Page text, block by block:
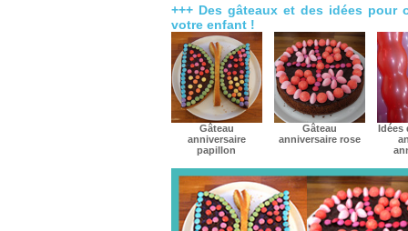
+++ Des gâteaux et des idées pour
votre enfant !
Gâteau
anniversaire
papillon
Gâteau
anniversaire rose
Idées